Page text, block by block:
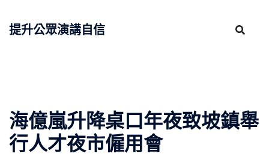
提升公眾演講自信
海億嵐升降桌口年夜致坡鎮舉
行人才夜市僱用會